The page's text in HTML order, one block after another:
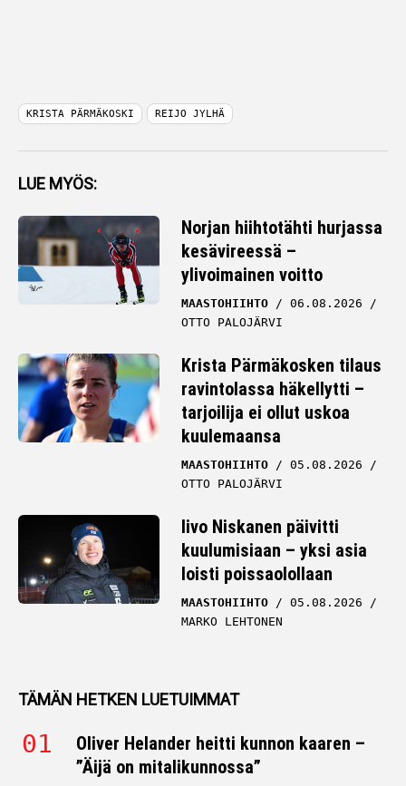
KRISTA PÄRMÄKOSKI REIJO JYLHÄ
LUE MYÖS:
Norjan hiihtotähti hurjassa
kesävireessä –
ylivoimainen voitto
MAASTOHIIHTO
06.08.2026
OTTO PALOJÄRVI
Krista Pärmäkosken tilaus
ravintolassa häkellytti –
tarjoilija ei ollut uskoa
kuulemaansa
MAASTOHIIHTO
05.08.2026
OTTO PALOJÄRVI
Iivo Niskanen päivitti
kuulumisiaan – yksi asia
loisti poissaolollaan
MAASTOHIIHTO
05.08.2026
MARKO LEHTONEN
TÄMÄN HETKEN LUETUIMMAT
Oliver Helander heitti kunnon kaaren –
”Äijä on mitalikunnossa”